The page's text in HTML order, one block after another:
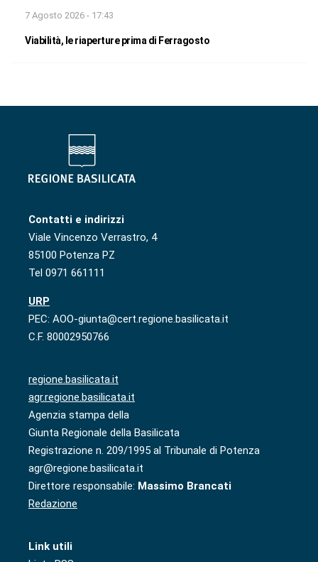
7 Agosto 2026 - 17:43
Viabilità, le riaperture prima di Ferragosto
Contatti e indirizzi
Viale Vincenzo Verrastro, 4
85100 Potenza PZ
Tel 0971 661111
URP
PEC: AOO-giunta@cert.regione.basilicata.it
C.F. 80002950766
regione.basilicata.it
agr.regione.basilicata.it
Agenzia stampa della
Giunta Regionale della Basilicata
Registrazione n. 209/1995 al Tribunale di Potenza
agr@regione.basilicata.it
Direttore responsabile: Massimo Brancati
Redazione
Link utili